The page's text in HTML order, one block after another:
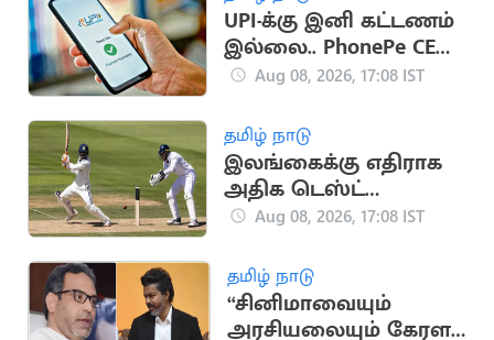
வெண்கலம்
UPI-க்கு இனி கட்டணம்
இல்லை.. PhonePe CEO
சமீர் நிகாம் உறுதி
Aug 08, 2026, 17:08 IST
தமிழ் நாடு
இலங்கைக்கு எதிராக
அதிக டெஸ்ட்
விக்கெட்டுகள்
வீரர்கள்
Aug 08, 2026, 17:08 IST
தமிழ் நாடு
“சினிமாவையும்
அரசியலையும் கேரள